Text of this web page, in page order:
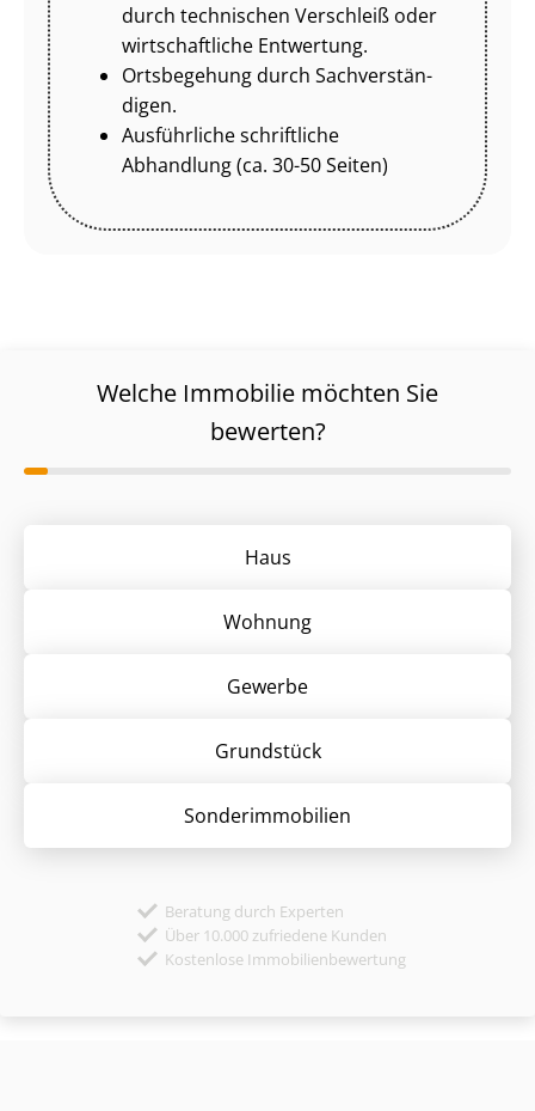
durch technischen Verschleiß oder
wirtschaftliche Entwertung.
Ortsbegehung durch Sach­ver­stän­
di­gen.
Ausführliche schriftliche
Abhandlung (ca. 30-50 Seiten)
Welche Immobilie möchten Sie
bewerten?
Haus
Wohnung
Gewerbe
Grund­stück
Sonder­immobilien
Beratung durch Experten
Über 10.000 zufriedene Kunden
Kostenlose Immobilienbewertung